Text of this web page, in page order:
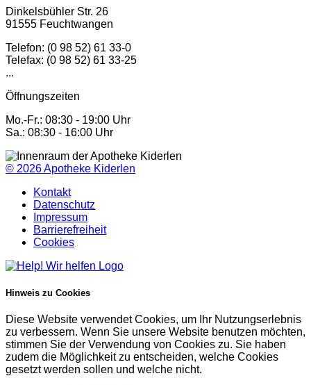
Dinkelsbühler Str. 26
91555 Feuchtwangen
Telefon: (0 98 52) 61 33-0
Telefax: (0 98 52) 61 33-25
...
Öffnungszeiten
Mo.-Fr.: 08:30 - 19:00 Uhr
Sa.: 08:30 - 16:00 Uhr
© 2026Apotheke Kiderlen
Kontakt
Datenschutz
Impressum
Barrierefreiheit
Cookies
Hinweis zu Cookies
Diese Website verwendet Cookies, um Ihr Nutzungserlebnis
zu verbessern. Wenn Sie unsere Website benutzen möchten,
stimmen Sie der Verwendung von Cookies zu. Sie haben
zudem die Möglichkeit zu entscheiden, welche Cookies
gesetzt werden sollen und welche nicht.